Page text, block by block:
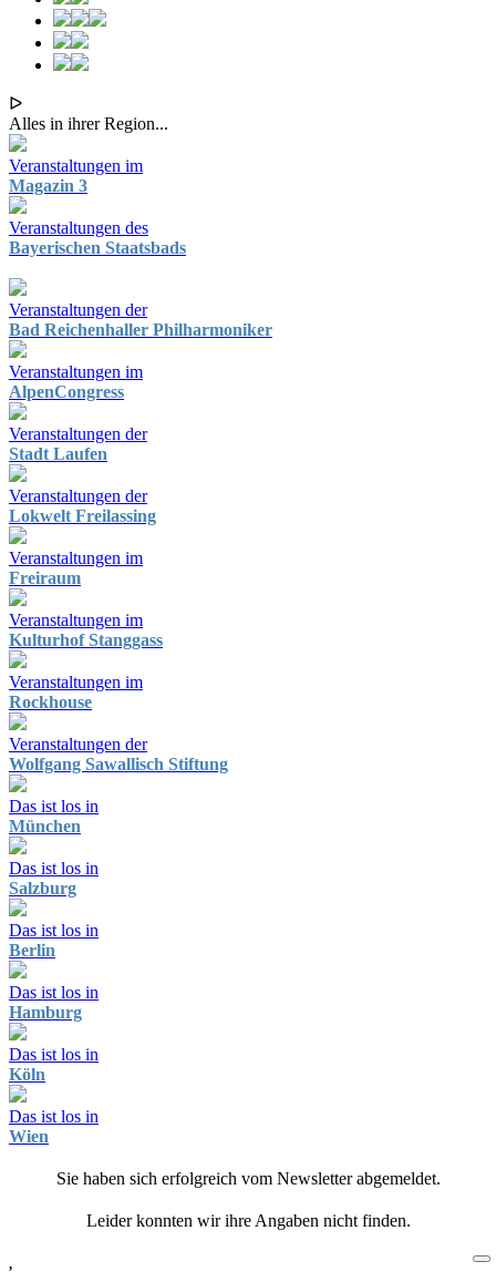
ᐅ
Alles in ihrer Region...
Veranstaltungen im
Magazin 3
Veranstaltungen des
Bayerischen Staatsbads
Veranstaltungen der
Bad Reichenhaller Philharmoniker
Veranstaltungen im
AlpenCongress
Veranstaltungen der
Stadt Laufen
Veranstaltungen der
Lokwelt Freilassing
Veranstaltungen im
Freiraum
Veranstaltungen im
Kulturhof Stanggass
Veranstaltungen im
Rockhouse
Veranstaltungen der
Wolfgang Sawallisch Stiftung
Das ist los in
München
Das ist los in
Salzburg
Das ist los in
Berlin
Das ist los in
Hamburg
Das ist los in
Köln
Das ist los in
Wien
Sie haben sich erfolgreich vom Newsletter abgemeldet.
Leider konnten wir ihre Angaben nicht finden.
,